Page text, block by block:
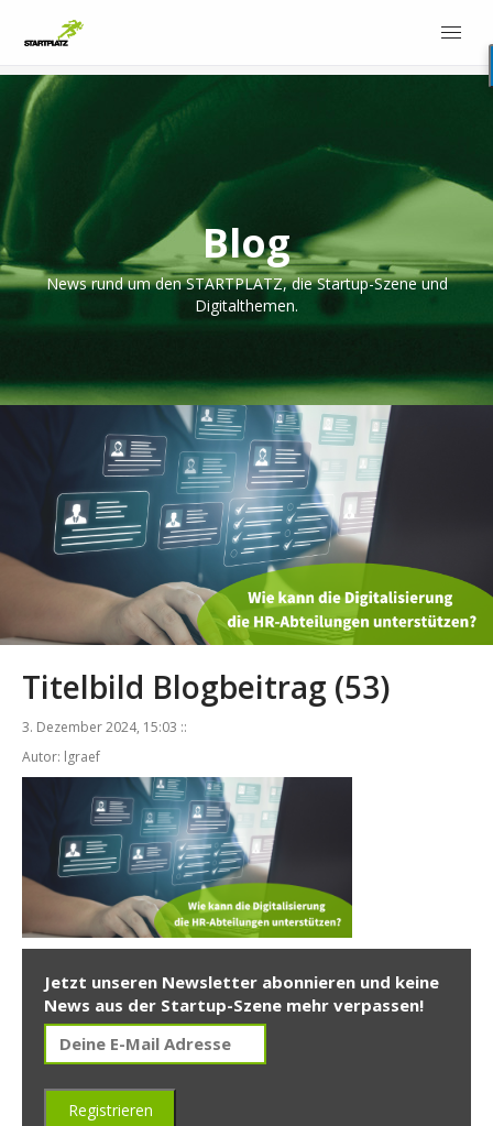
Blog
News rund um den STARTPLATZ, die Startup-Szene und
Digitalthemen.
Titelbild Blogbeitrag (53)
3. Dezember 2024, 15:03 ::
Autor: lgraef
Jetzt unseren Newsletter abonnieren und keine
News aus der Startup-Szene mehr verpassen!